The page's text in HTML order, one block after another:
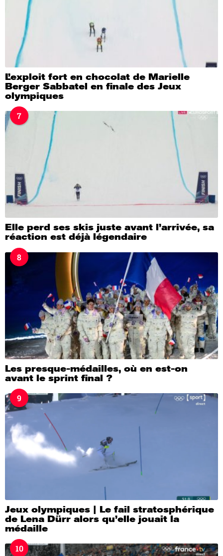
L’exploit fort en chocolat de Marielle
Berger Sabbatel en finale des Jeux
olympiques
7
Elle perd ses skis juste avant l’arrivée, sa
réaction est déjà légendaire
8
Les presque-médailles, où en est-on
avant le sprint final ?
9
Jeux olympiques | Le fail stratosphérique
de Lena Dürr alors qu’elle jouait la
médaille
10